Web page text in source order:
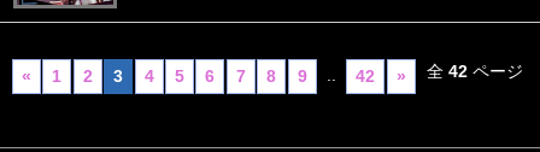
« 1 2 3 4 5 6 7 8 9 42 » 全42 ページ